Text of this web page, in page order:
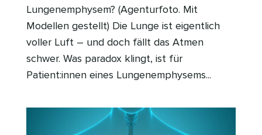
Lungenemphysem? (Agenturfoto. Mit
Modellen gestellt) Die Lunge ist eigentlich
voller Luft – und doch fällt das Atmen
schwer. Was paradox klingt, ist für
Patient:innen eines Lungenemphysems...